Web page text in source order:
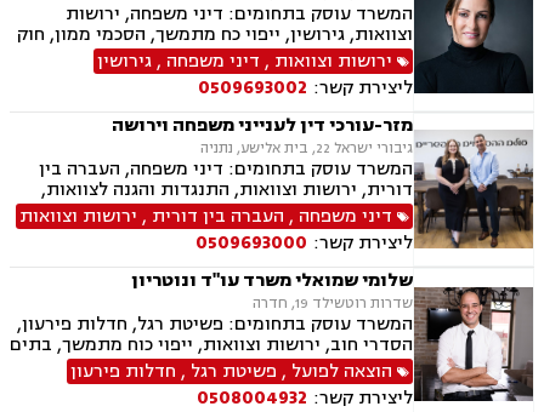
המשרד עוסק בתחומים: דיני משפחה, ירושות
וצוואות, גירושין, ייפוי כח מתמשך, הסכמי ממון, חוק
הנוער, פירוק שיתוף, משמורת, זמני שהות, הסכם
חיים משותפים, מעמד אישי, מזונות, אלימות
במשפחה, צווי הגנה, אימוץ, אפוטרופסות, ניכור הורי,
הורות חד מינית, עסקאות מתנה, העברה בין דורית,
פונדקאות, חטיפת ילדים, ידועים בציבור, ייצוג
קטינים, גישור במשפחה
ירושות וצוואות , דיני משפחה ,גירושין
ליצירת קשר: 0509693002
מזר-עורכי דין לענייני משפחה וירושה
גיבורי ישראל 22, בית אלישע, נתניה
המשרד עוסק בתחומים: דיני משפחה, העברה בין
דורית, ירושות וצוואות, התנגדות והגנה לצוואות,
ייפוי כוח מתמשך, הסכמי ממון, גישור במשפחה,
ידועים בציבור, אפוטרופסות, אבהות, מזונות,
משמורת, גירושין, הורות חד מינית, חוק הנוער,
חלוקת רכוש, זמני שהות, ניכור הורי, גישור
ובוררויות.
דיני משפחה , העברה בין דורית , ירושות וצוואות
ליצירת קשר: 0509693000
שלומי שמואלי משרד עו"ד ונוטריון
שדרות רוטשילד 19, חדרה
המשרד עוסק בתחומים: פשיטת רגל, חדלות פירעון,
הסדרי חוב, ירושות וצוואות, ייפוי כוח מתמשך, בתים
משותפים, עסקאות מכר דירה, ליטיגציה, לשון הרע,
מיסים
הוצאה לפועל , פשיטת רגל , חדלות פירעון
ליצירת קשר: 0508004932